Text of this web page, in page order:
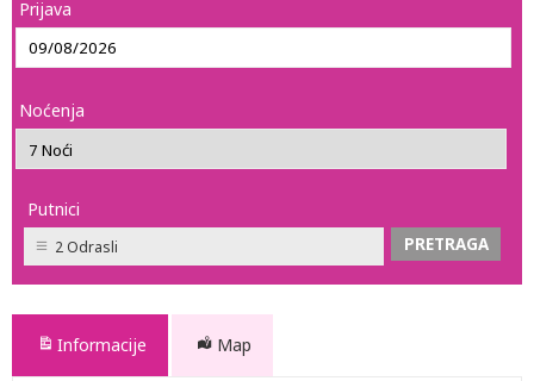
Prijava
Noćenja
Putnici
2 Odrasli
Informacije Map